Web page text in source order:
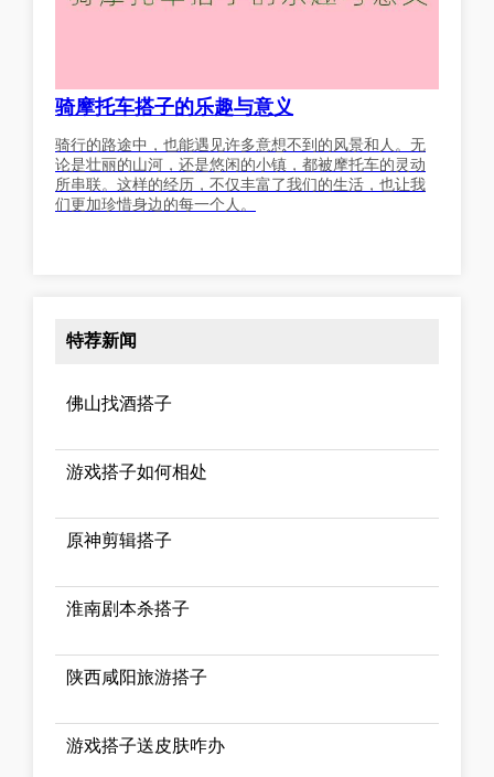
骑摩托车搭子的乐趣与意义
骑行的路途中，也能遇见许多意想不到的风景和人。无
论是壮丽的山河，还是悠闲的小镇，都被摩托车的灵动
所串联。这样的经历，不仅丰富了我们的生活，也让我
们更加珍惜身边的每一个人。
特荐新闻
佛山找酒搭子
游戏搭子如何相处
原神剪辑搭子
淮南剧本杀搭子
陕西咸阳旅游搭子
游戏搭子送皮肤咋办